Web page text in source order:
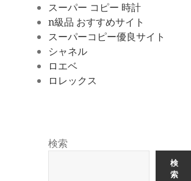
スーパー コピー 時計
n級品 おすすめサイト
スーパーコピー優良サイト
シャネル
ロエベ
ロレックス
検索
検
索